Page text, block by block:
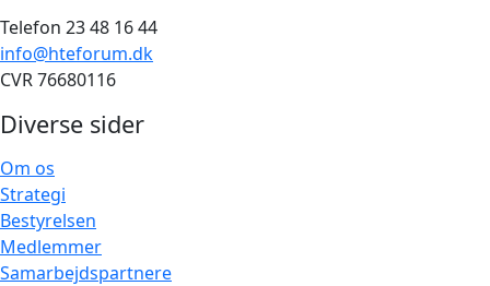
Telefon 23 48 16 44
info@hteforum.dk
CVR 76680116
Diverse sider
Om os
Strategi
Bestyrelsen
Medlemmer
Samarbejdspartnere